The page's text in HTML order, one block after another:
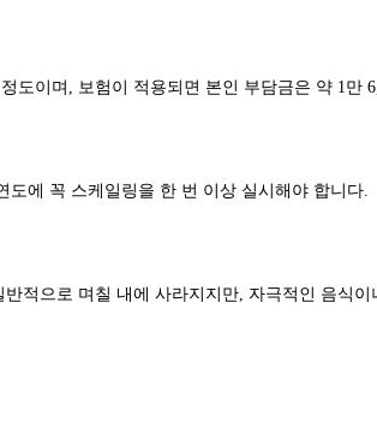
이며, 보험이 적용되면 본인 부담금은 약 1만
에 꼭 스케일링을 한 번 이상 실시해야 합니다.
적으로 며칠 내에 사라지지만, 자극적인 음식